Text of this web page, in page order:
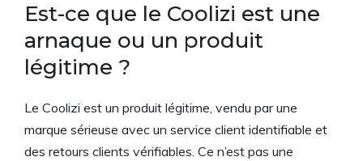
Est-ce que le Coolizi est une
arnaque ou un produit
légitime ?
Le Coolizi est un produit légitime, vendu par une
marque sérieuse avec un service client identifiable et
des retours clients vérifiables. Ce n’est pas une